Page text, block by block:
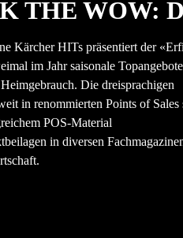
THE WOW:
Kärcher HITs präsentiert der
im Jahr saisonale
Die dreisprachigen
in renommierten Points of Sales
POS-Material
in diversen